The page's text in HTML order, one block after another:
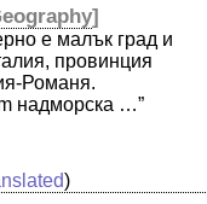
]
е малък град и
провинция
Романя.
надморска …”
)